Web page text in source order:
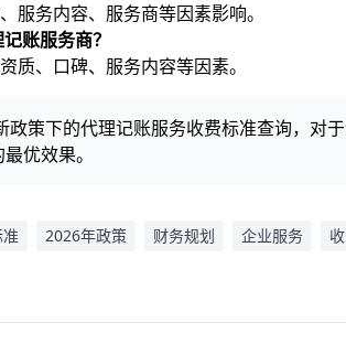
服务内容、服务商等因素影响。
账服务商？
质、口碑、服务内容等因素。
政策下的代理记账服务收费标准查询，对
优效果。
2026年政策 财务规划 企业服务